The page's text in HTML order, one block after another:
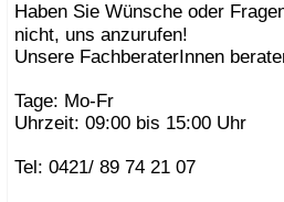
Haben Sie Wünsche oder
nicht, uns anzurufen!
Unsere FachberaterInnen
Tage: Mo-Fr
Uhrzeit: 09:00 bis 15:00 Uhr
Tel: 0421/ 89 74 21 07